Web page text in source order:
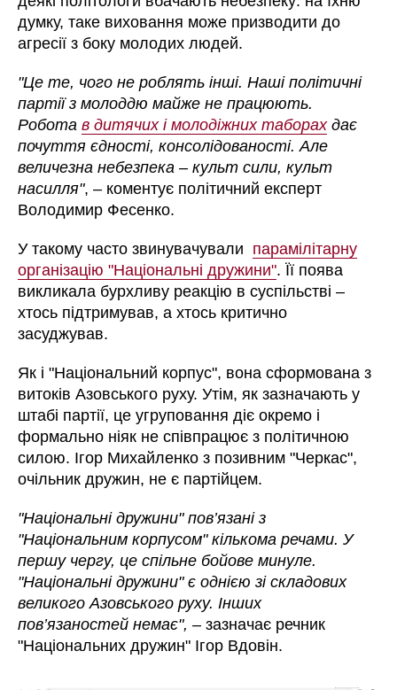
думку, таке виховання може призводити до
агресії з боку молодих людей.
"Це те, чого не роблять інші. Наші політичні
партії з молоддю майже не працюють.
Роботав дитячих і молодіжних таборахдає
почуття єдності, консолідованості. Але
величезна небезпека – культ сили, культ
насилля", – коментує політичний експерт
Володимир Фесенко.
У такому часто звинувачували парамілітарну
організацію "Національні дружини". Її поява
викликала бурхливу реакцію в суспільстві –
хтось підтримував, а хтось критично
засуджував.
Як і "Національний корпус", вона сформована з
витоків Азовського руху. Утім, як зазначають у
штабі партії, це угруповання діє окремо і
формально ніяк не співпрацює з політичною
силою. Ігор Михайленко з позивним "Черкас",
очільник дружин, не є партійцем.
"Національні дружини" пов’язані з
"Національним корпусом" кількома речами. У
першу чергу, це спільне бойове минуле.
"Національні дружини" є однією зі складових
великого Азовського руху. Інших
пов’язаностей немає",– зазначає речник
"Національних дружин" Ігор Вдовін.